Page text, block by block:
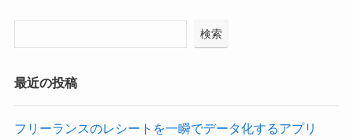
検索
最近の投稿
フリーランスのレシートを一瞬でデータ化するアプリ